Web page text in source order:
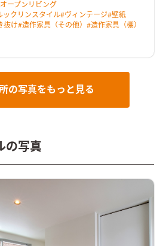
ニーも設け、おうち時間を存分に楽しめ
オープンリビング
ックリンスタイル#ヴィンテージ#壁紙
抜け#造作家具（その他） #造作家具（棚）
の写真をもっと見る
の写真